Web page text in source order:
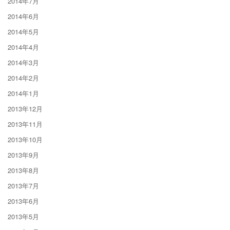
2014年6月
2014年5月
2014年4月
2014年3月
2014年2月
2014年1月
2013年12月
2013年11月
2013年10月
2013年9月
2013年8月
2013年7月
2013年6月
2013年5月